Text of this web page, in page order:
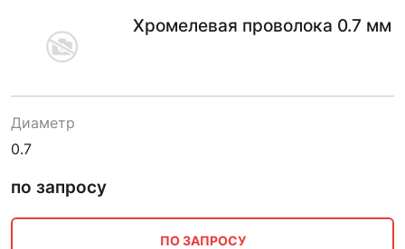
Хромелевая проволока 0.7 мм
Диаметр
0.7
по запросу
ПО ЗАПРОСУ